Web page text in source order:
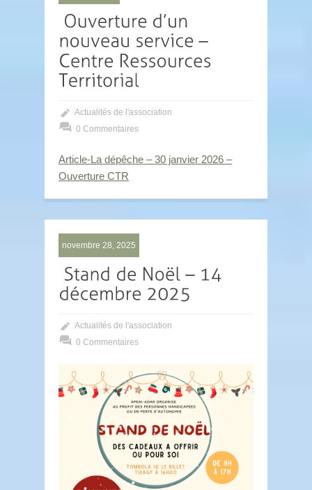
Actualités de l'association
0 Commentaires
Article-La dépêche – 30 janvier 2026 –
Ouverture CTR
novembre 28, 2025
Actualités de l'association
0 Commentaires